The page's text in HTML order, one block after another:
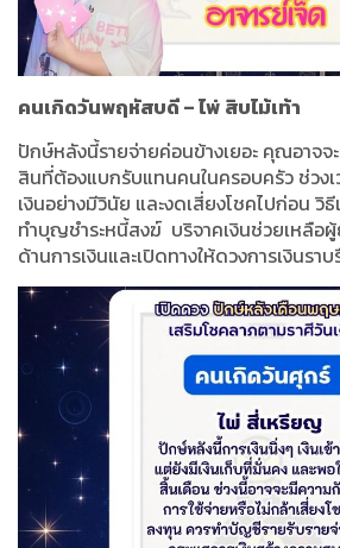
คนเกิดวันพฤหัสบดี–ไพ่ สิบไม้เท้า
ปักษ์หลังนี้รายจ่ายค่อนข้างเยอะ คุณอาจจ
สินที่ต้องแบกรับแทนคนในครอบครัว ช่วง
เงินอย่างมีวินัย และงดเสี่ยงโชคไปก่อน วิ
ทำบุญชำระหนี้สงฆ์ บริจาคเงินช่วยเหลือ
ด้านการเงินและเปิดทางให้ดวงการเงินราบ